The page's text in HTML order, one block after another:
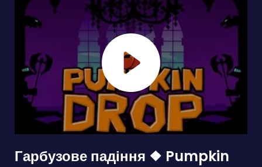
Гарбузове падіння ❖ Pumpkin